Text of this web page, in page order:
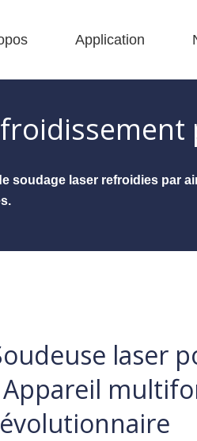
Application
soudage laser refroidies par
laser